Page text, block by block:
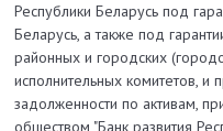
Республики Беларусь под
Беларусь, а также под
районных и городских
исполнительных комитетов,
задолженности по активам,
обществом "Банк развития